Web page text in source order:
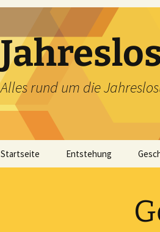
Alles rund um die
Startseite Entstehung